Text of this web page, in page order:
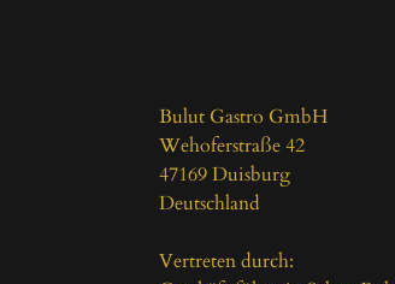
Bulut Gastro GmbH
Wehoferstraße 42
47169 Duisburg
Deutschland
Vertreten durch: